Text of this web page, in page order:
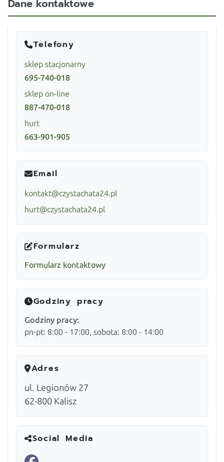
Dane kontaktowe
Telefony
sklep stacjonarny
695-740-018
sklep on-line
887-470-018
hurt
663-901-905
Email
kontakt@czystachata24.pl
hurt@czystachata24.pl
Formularz
Formularz kontaktowy
Godziny pracy
Godziny pracy:
pn-pt: 8:00 - 17:00, sobota: 8:00 - 14:00
Adres
ul. Legionów 27
62-800 Kalisz
Social Media